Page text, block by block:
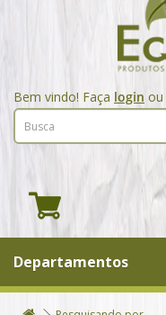
Bem vindo! Faça login ou
Departamentos